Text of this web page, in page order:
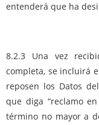
entenderá que ha
8.2.3 Una vez
completa, se incluirá
reposen los Datos
que diga “reclamo
término no mayor a